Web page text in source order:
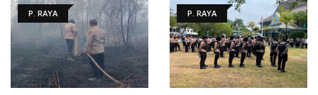
P. RAYA P. RAYA